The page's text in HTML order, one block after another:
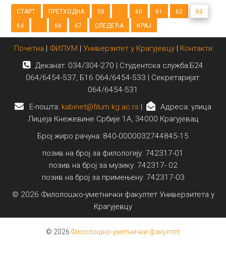
СТАРТ ПРЕТХОДНА 58 ... 60 61 62
63
64
... 66 67 СЛЕДЕЋА КРАЈ
Почетна | ФИЛУМ | Универзитет у Крагујевцу| Контакти
Деканат: 034/304-270 | Студентска служба:Б24
064/6454-537, Б16 064/6454-533 | Секретаријат:
064/6454-531
E-пошта: kabinet@filum.kg.ac.rs |
Адреса: улица
Лицеја Кнежевине Србије 1А, 34000 Крагујевац
Број жиро рачуна: 840-0000032744845-15
позив на број за филологију: 742317-01
позив на број за музику: 742317- 02
позив на број за примењену: 742317-03
© 2026 Филолошко-уметнички факултет Универзитета у
Крагујевцу
© 2026 Филолошко-уметнички факултет